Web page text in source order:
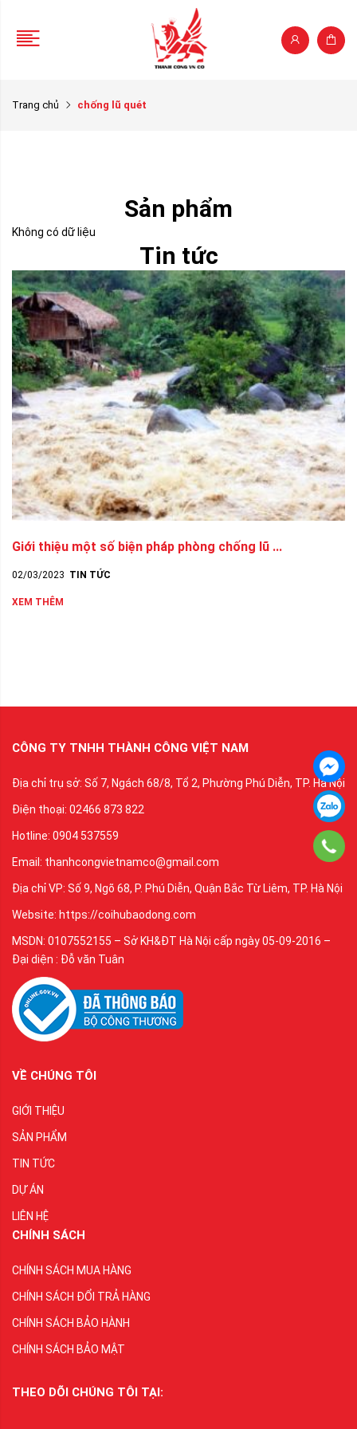
Trang chủ chống lũ quét
Sản phẩm
Không có dữ liệu
Tin tức
Giới thiệu một số biện pháp phòng chống lũ ...
02/03/2023 TIN TỨC
XEM THÊM
CÔNG TY TNHH THÀNH CÔNG VIỆT NAM
Địa chỉ trụ sở: Số 7, Ngách 68/8, Tổ 2, Phường Phú Diễn, TP. Hà Nội
Điện thoại: 02466 873 822
Hotline: 0904 537559
Email: thanhcongvietnamco@gmail.com
Địa chỉ VP: Số 9, Ngõ 68, P. Phú Diễn, Quận Bắc Từ Liêm, TP. Hà Nội
Website: https://coihubaodong.com
MSDN: 0107552155 – Sở KH&ĐT Hà Nội cấp ngày 05-09-2016 –
Đại diện : Đỗ văn Tuân
VỀ CHÚNG TÔI
GIỚI THIỆU
SẢN PHẨM
TIN TỨC
DỰ ÁN
LIÊN HỆ
CHÍNH SÁCH
CHÍNH SÁCH MUA HÀNG
CHÍNH SÁCH ĐỔI TRẢ HÀNG
CHÍNH SÁCH BẢO HÀNH
CHÍNH SÁCH BẢO MẬT
THEO DÕI CHÚNG TÔI TẠI: